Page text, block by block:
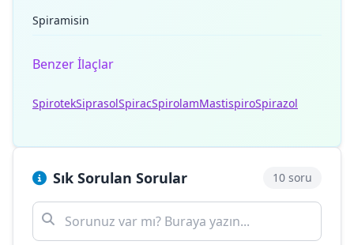
Spiramisin
Benzer İlaçlar
SpirotekSiprasolSpiracSpirolamMastispiroSpirazol
Sık Sorulan Sorular 10 soru